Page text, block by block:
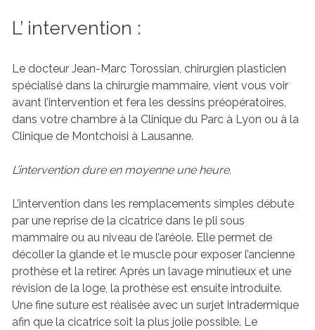
L’ intervention :
Le docteur Jean-Marc Torossian, chirurgien plasticien
spécialisé dans la chirurgie mammaire, vient vous voir
avant l’intervention et fera les dessins préopératoires,
dans votre chambre à la Clinique du Parc à Lyon ou à la
Clinique de Montchoisi à Lausanne.
L’intervention dure en moyenne une heure.
L’intervention dans les remplacements simples débute
par une reprise de la cicatrice dans le pli sous
mammaire ou au niveau de l’aréole. Elle permet de
décoller la glande et le muscle pour exposer l’ancienne
prothèse et la retirer. Après un lavage minutieux et une
révision de la loge, la prothèse est ensuite introduite.
Une fine suture est réalisée avec un surjet intradermique
afin que la cicatrice soit la plus jolie possible. Le